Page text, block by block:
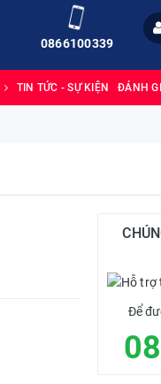
0866100339
TIN TỨC - SỰ KIỆN ĐÁNH
Để